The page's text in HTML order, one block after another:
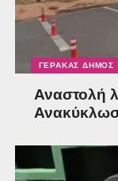
ΓΈΡΑΚΑΣ ΔΉΜΟΣ
Αναστολή